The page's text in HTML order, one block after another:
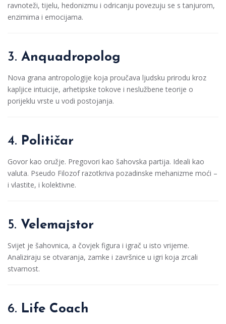
ravnoteži, tijelu, hedonizmu i odricanju povezuju se s tanjurom,
enzimima i emocijama.
3. Anquadropolog
Nova grana antropologije koja proučava ljudsku prirodu kroz
kapljice intuicije, arhetipske tokove i neslužbene teorije o
porijeklu vrste u vodi postojanja.
4. Političar
Govor kao oružje. Pregovori kao šahovska partija. Ideali kao
valuta. Pseudo Filozof razotkriva pozadinske mehanizme moći –
i vlastite, i kolektivne.
5. Velemajstor
Svijet je šahovnica, a čovjek figura i igrač u isto vrijeme.
Analiziraju se otvaranja, zamke i završnice u igri koja zrcali
stvarnost.
6. Life Coach